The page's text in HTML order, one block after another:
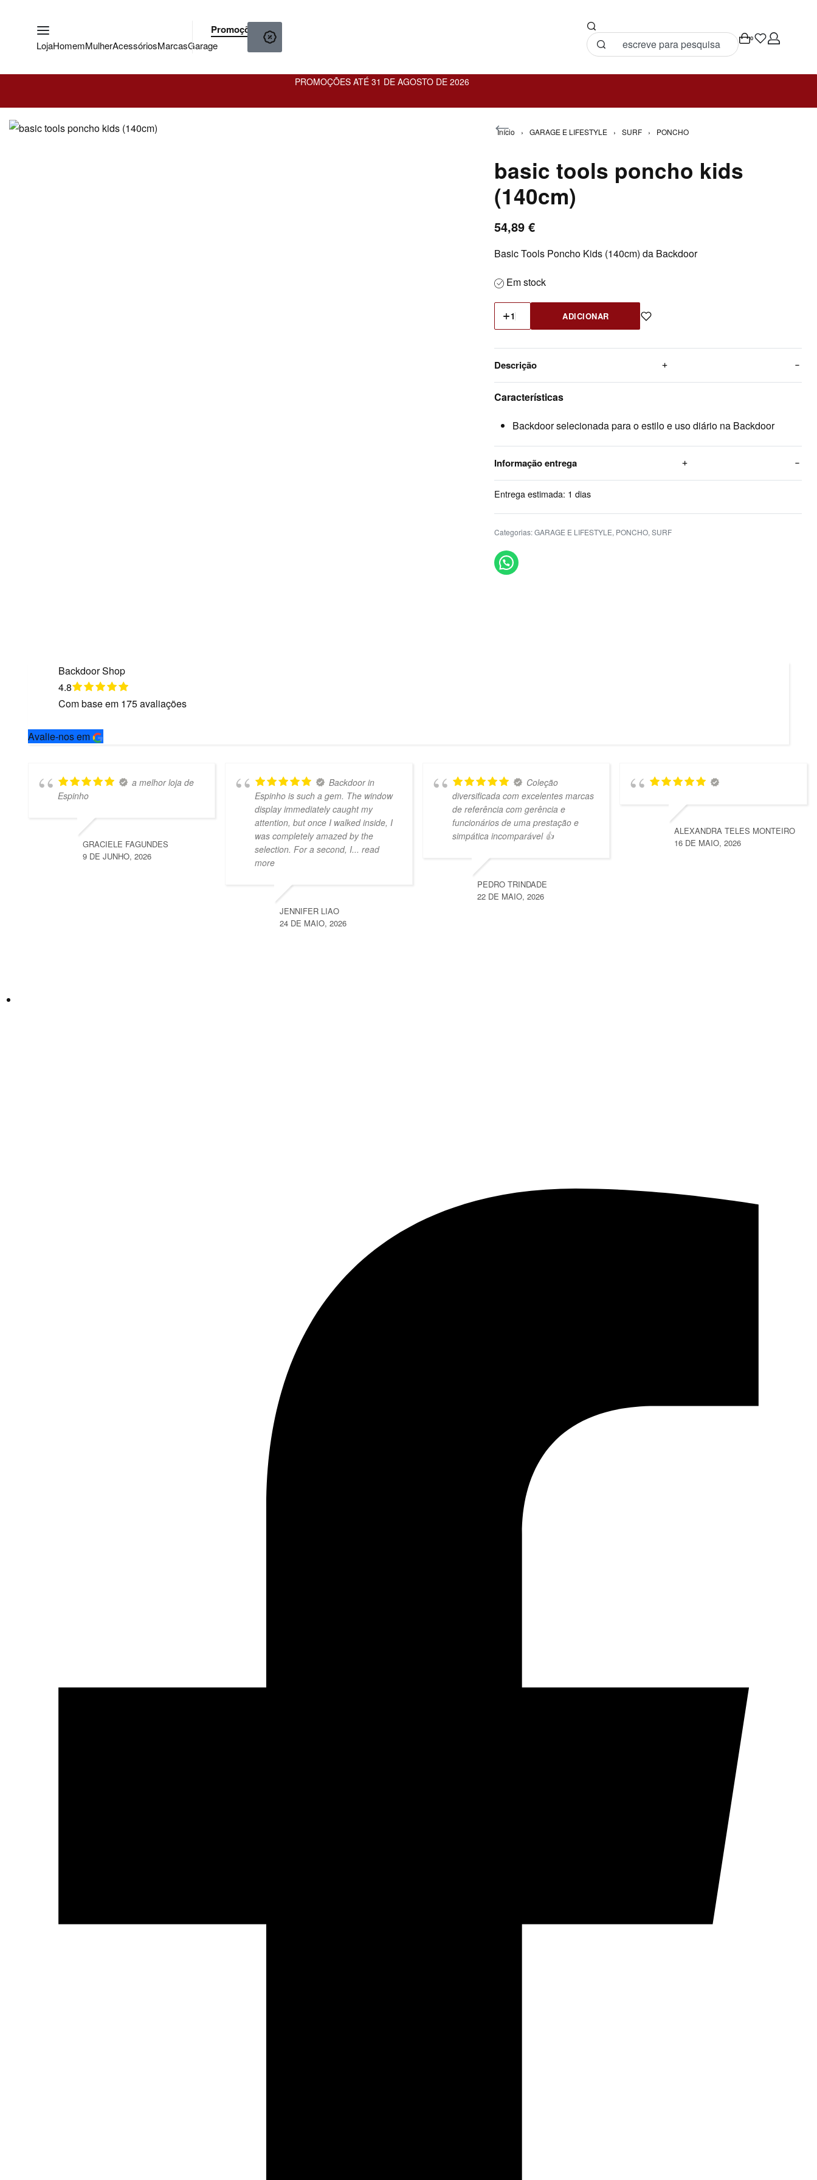
LojaHomemMulherAcessóriosMarcasGarage
Promoções
0
PROMOÇÕES ATÉ 31 DE AGOSTO DE 2026
Início › GARAGE E LIFESTYLE › SURF › PONCHO
59,90€
basic tools poncho kids
(140cm)
54,89€
Basic Tools Poncho Kids (140cm) da Backdoor
Em stock
ADICIONAR
Descrição
Características
Backdoor selecionada para o estilo e uso diário na Backdoor
Informação entrega
Entrega estimada: 1 dias
Categorias:GARAGE E LIFESTYLE, PONCHO,SURF
Backdoor Shop
4.8
Com base em 175avaliações
Avalie-nos em
a melhor loja de
Espinho
GRACIELE FAGUNDES
9 DE JUNHO, 2026
Backdoor in
Espinho is such a gem. The window
display immediately caught my
attention, but once I walked inside, I
was completely amazed by the
selection. For a second, I... read
more
JENNIFER LIAO
24 DE MAIO, 2026
Coleção
diversificada com excelentes marcas
de referência com gerência e
funcionários de uma prestação e
simpática incomparável 👍
PEDRO TRINDADE
22 DE MAIO, 2026
ALEXANDRA TELES MONTEIRO
16 DE MAIO, 2026